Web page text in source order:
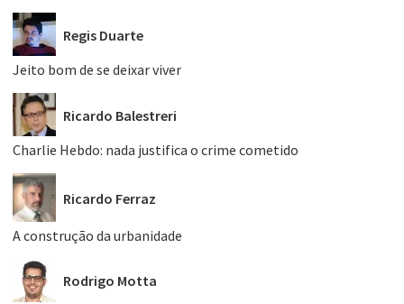
Regis Duarte
Jeito bom de se deixar viver
Ricardo Balestreri
Charlie Hebdo: nada justifica o crime cometido
Ricardo Ferraz
A construção da urbanidade
Rodrigo Motta